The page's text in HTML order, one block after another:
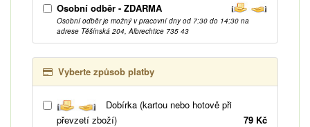
Osobní odběr - ZDARMA
Osobní odběr je možný v pracovní dny od 7:30 do 14:30 na
adrese Těšínská 204, Albrechtice 735 43
Vyberte způsob platby
Dobírka (kartou nebo hotově při
převzetí zboží)
79 Kč